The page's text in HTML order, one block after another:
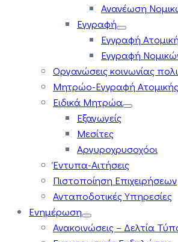
Ανανέωση
Εγγραφή
Εγγραφή
Εγγραφή
Οργανώσεις κοινωνίας
Μητρώο-Εγγραφή Ατομικής
Ειδικά Μητρώα
Εξαγωγείς
Μεσίτες
Αργυροχρυσοχόοι
Έντυπα-Αιτήσεις
Πιστοποίηση Επιχειρήσεων
Ανταποδοτικές Υπηρεσίες
Ενημέρωση
Ανακοινώσεις – Δελτία